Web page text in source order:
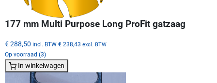
177 mm Multi Purpose Long ProFit gatzaag
€ 288,50 incl. BTW € 238,43 excl. BTW
Op voorraad (3)
In winkelwagen